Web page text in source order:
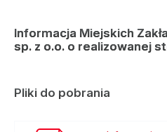
Informacja Miejskich
sp. z o.o. o realizowanej
Pliki do pobrania